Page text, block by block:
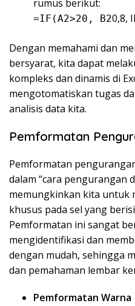
rumus berikut:
=IF(A2>20, B20,8,
Dengan memahami dan
bersyarat, kita dapat
kompleks dan dinamis di
mengotomatiskan tugas
analisis data kita.
Pemformatan
Pemformatan
dalam “cara pengurangan
memungkinkan kita untuk
khusus pada sel yang
Pemformatan ini sangat
mengidentifikasi dan
dengan mudah, sehingga
dan pemahaman lembar
Pemformatan Warna